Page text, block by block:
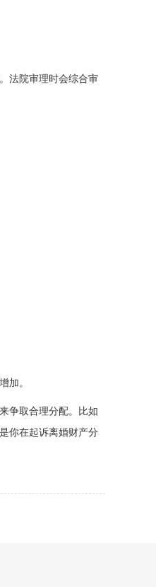
法院审理时会综合审
加。
争取合理分配。比如
你在起诉离婚财产分